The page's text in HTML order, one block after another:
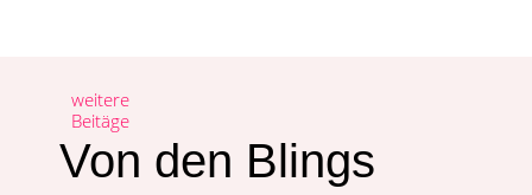
weitere
Beitäge
Von den Blings